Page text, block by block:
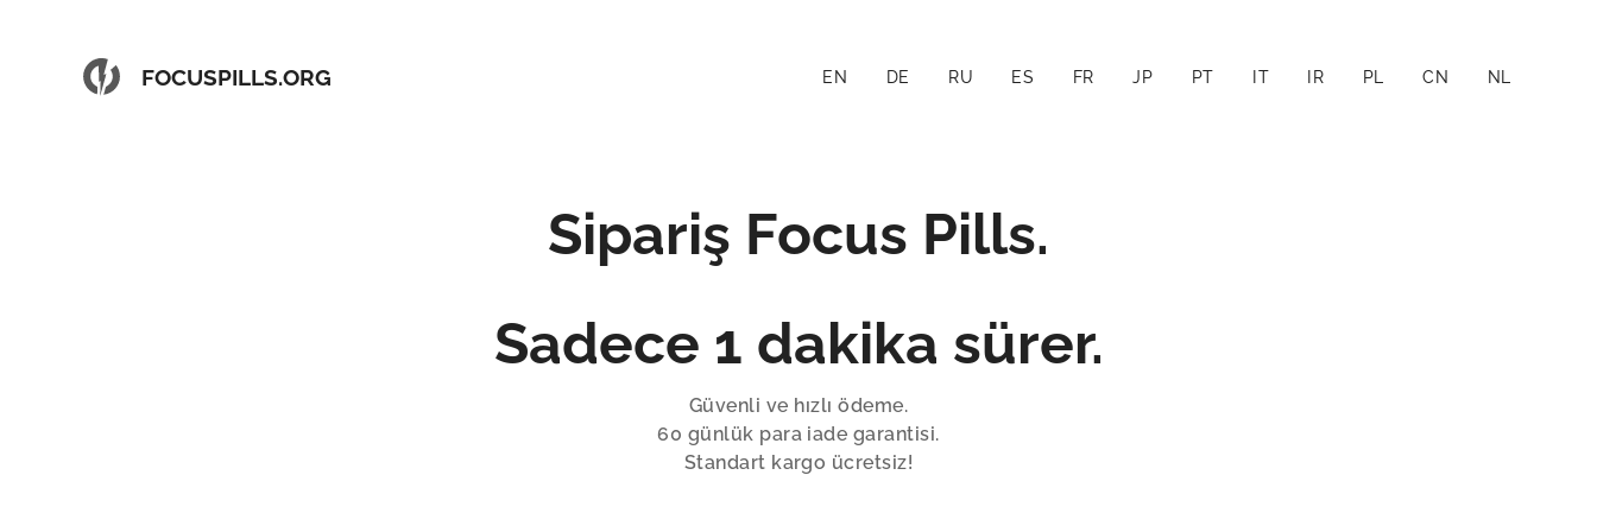
FOCUSPILLS.ORG EN DE RU ES FR JP PT IT IR PL CN NL
Sipariş Focus Pills.
Sadece 1 dakika sürer.
Güvenli ve hızlı ödeme.
60 günlük para iade garantisi.
Standart kargo ücretsiz!